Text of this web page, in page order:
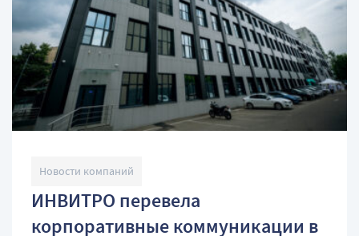
Новости компаний
ИНВИТРО перевела
корпоративные коммуникации в